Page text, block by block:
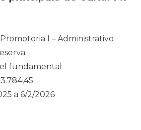
I – Administrativo
fundamental
a 6/2/2026